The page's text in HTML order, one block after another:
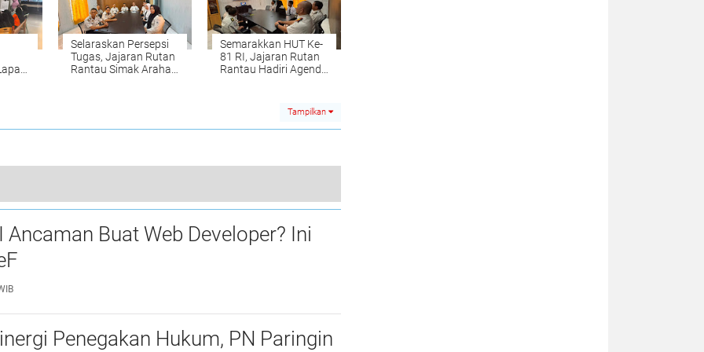
Selaraskan Persepsi
Tugas, Jajaran Rutan
Rantau Simak Arahan
Semarakkan HUT Ke-
81 RI, Jajaran Rutan
Rantau Hadiri Agenda
Tampilkan
Martapura Berikan Remisi kepada Warga Binaan
0
Ancaman Buat Web Developer? Ini
Penegakan Hukum, PN Paringin